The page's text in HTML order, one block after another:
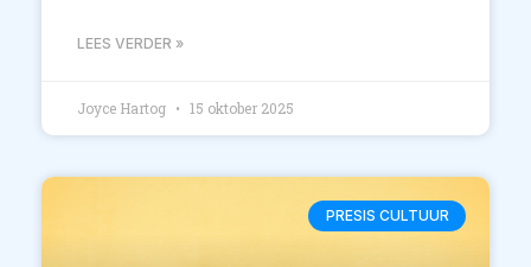
LEES VERDER »
Joyce Hartog 15 oktober 2025
PRESIS CULTUUR